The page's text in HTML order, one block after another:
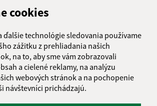
cookies
ďalšie technológie sledovania používame
zážitku z prehliadania našich
na to, aby sme vám zobrazovali
a cielené reklamy, na analýzu
webových stránok a na pochopenie
návštevníci prichádzajú.
076 51 Pribeník
info@pribenik.sk
+421 911 990 804
IČO: 00 331 856